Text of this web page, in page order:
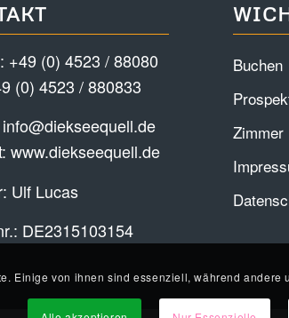
+49 (0) 4523 / 88080
(0) 4523 / 880833
info@diekseequell.de
www.diekseequell.de
Ulf Lucas
DE2315103154
Buchen
Zimmer
Einige von ihnen sind essenziell, während